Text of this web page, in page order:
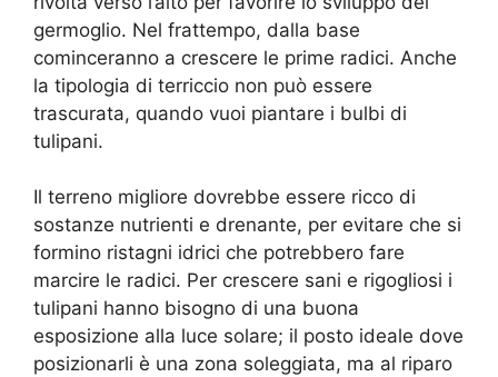
germoglio. Nel frattempo, dalla base
cominceranno a crescere le prime radici. Anche
la tipologia di terriccio non può essere
trascurata, quando vuoi piantare i bulbi di
tulipani.
Il terreno migliore dovrebbe essere ricco di
sostanze nutrienti e drenante, per evitare che si
formino ristagni idrici che potrebbero fare
marcire le radici. Per crescere sani e rigogliosi i
tulipani hanno bisogno di una buona
esposizione alla luce solare; il posto ideale dove
posizionarli è una zona soleggiata, ma al riparo